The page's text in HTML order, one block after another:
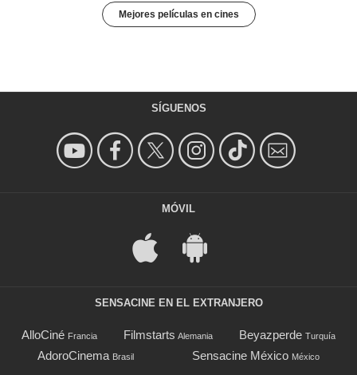
Mejores películas en cines
SÍGUENOS
MÓVIL
SENSACINE EN EL EXTRANJERO
AlloCiné Francia Filmstarts Alemania Beyazperde Turquía
AdoroCinema Brasil Sensacine México México